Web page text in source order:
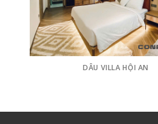
DÂU VILLA HỘI AN